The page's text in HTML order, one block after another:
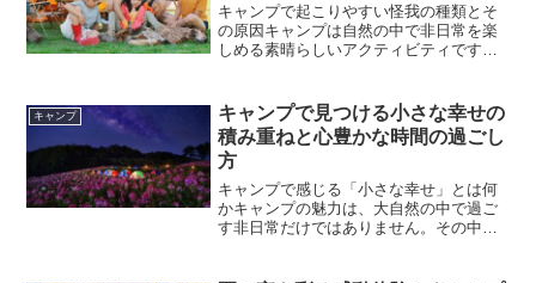
キャンプで起こりやすい怪我の種類とそ
の原因キャンプは自然の中で非日常を楽
しめる素晴らしいアクティビティです
潜んでいます。特に初心者の方は、どの
ような危険があるのかを把握...
キャンプ
キャンプで見つける小さな幸せの
積み重ねと心豊かな時間の過ごし
方
キャンプで感じる「小さな幸せ」とは何
かキャンプの魅力は、大自然の中で過ご
す非日常だけではありません。その中に